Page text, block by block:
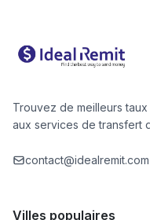
Trouvez de meilleurs
aux services de transfert
contact@idealremit.com
Villes populaires